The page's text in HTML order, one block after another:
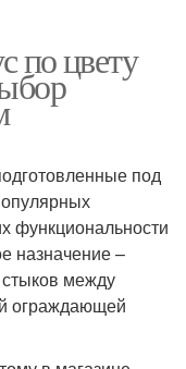
по цвету
под
функциональности
назначение –
между
ограждающей